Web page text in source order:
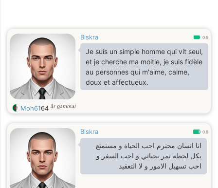
Biskra 0.9
Je suis un simple homme qui vit seul,
et je cherche ma moitie, je suis fidèle
au personnes qui m'aime, calme,
doux et affectueux.
Moh6164 år gammal
Biskra 0.8
انا انسان محترم احب الحياة و مستمتع
بكل لحظة تمر بحياتي و احب السفر و
احب تسهيل الامور و لا التعقيد